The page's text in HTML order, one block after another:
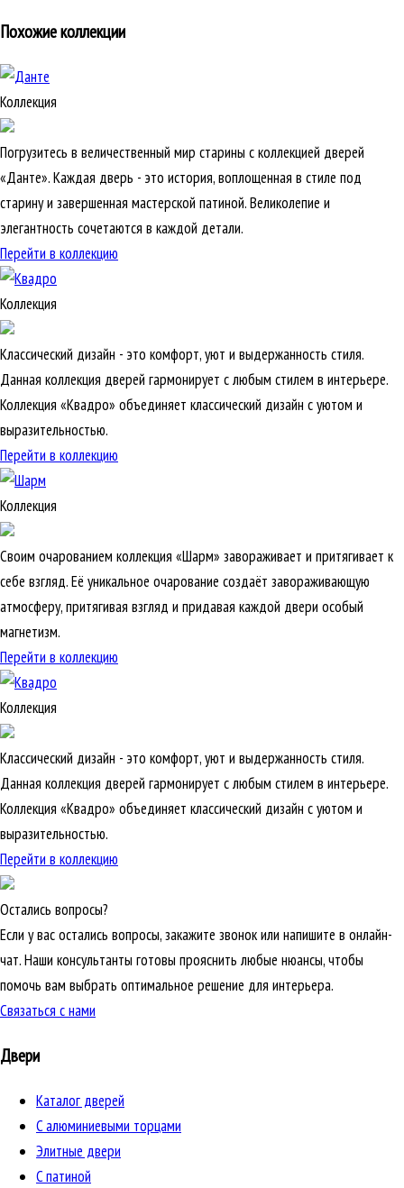
Похожие коллекции
Коллекция
Погрузитесь в величественный мир старины с коллекцией дверей
«Данте». Каждая дверь - это история, воплощенная в стиле под
старину и завершенная мастерской патиной. Великолепие и
элегантность сочетаются в каждой детали.
Перейти в коллекцию
Коллекция
Классический дизайн - это комфорт, уют и выдержанность стиля.
Данная коллекция дверей гармонирует с любым стилем в интерьере.
Коллекция «Квадро» объединяет классический дизайн с уютом и
выразительностью.
Перейти в коллекцию
Коллекция
Своим очарованием коллекция «Шарм» завораживает и притягивает к
себе взгляд. Её уникальное очарование создаёт завораживающую
атмосферу, притягивая взгляд и придавая каждой двери особый
магнетизм.
Перейти в коллекцию
Коллекция
Классический дизайн - это комфорт, уют и выдержанность стиля.
Данная коллекция дверей гармонирует с любым стилем в интерьере.
Коллекция «Квадро» объединяет классический дизайн с уютом и
выразительностью.
Перейти в коллекцию
Остались вопросы?
Если у вас остались вопросы, закажите звонок или напишите в онлайн-
чат. Наши консультанты готовы прояснить любые нюансы, чтобы
помочь вам выбрать оптимальное решение для интерьера.
Связаться с нами
Двери
Каталог дверей
C алюминиевыми торцами
Элитные двери
C патиной